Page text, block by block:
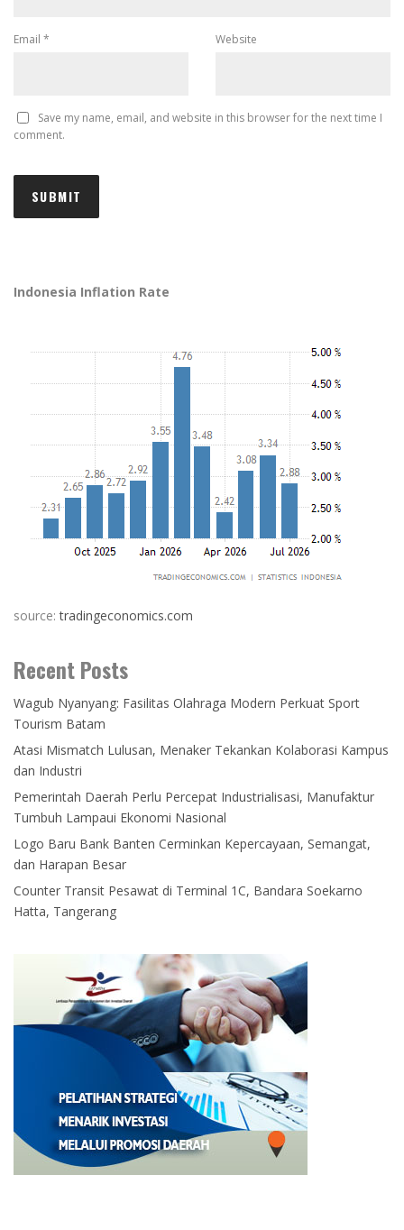
Email * Website
Save my name, email, and website in this browser for the next time I
comment.
Indonesia Inflation Rate
source:tradingeconomics.com
Recent Posts
Wagub Nyanyang: Fasilitas Olahraga Modern Perkuat Sport
Tourism Batam
Atasi Mismatch Lulusan, Menaker Tekankan Kolaborasi Kampus
dan Industri
Pemerintah Daerah Perlu Percepat Industrialisasi, Manufaktur
Tumbuh Lampaui Ekonomi Nasional
Logo Baru Bank Banten Cerminkan Kepercayaan, Semangat,
dan Harapan Besar
Counter Transit Pesawat di Terminal 1C, Bandara Soekarno
Hatta, Tangerang